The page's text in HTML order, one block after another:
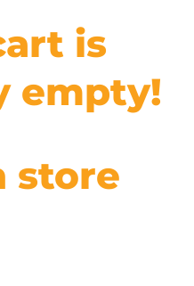
is
empty!
store